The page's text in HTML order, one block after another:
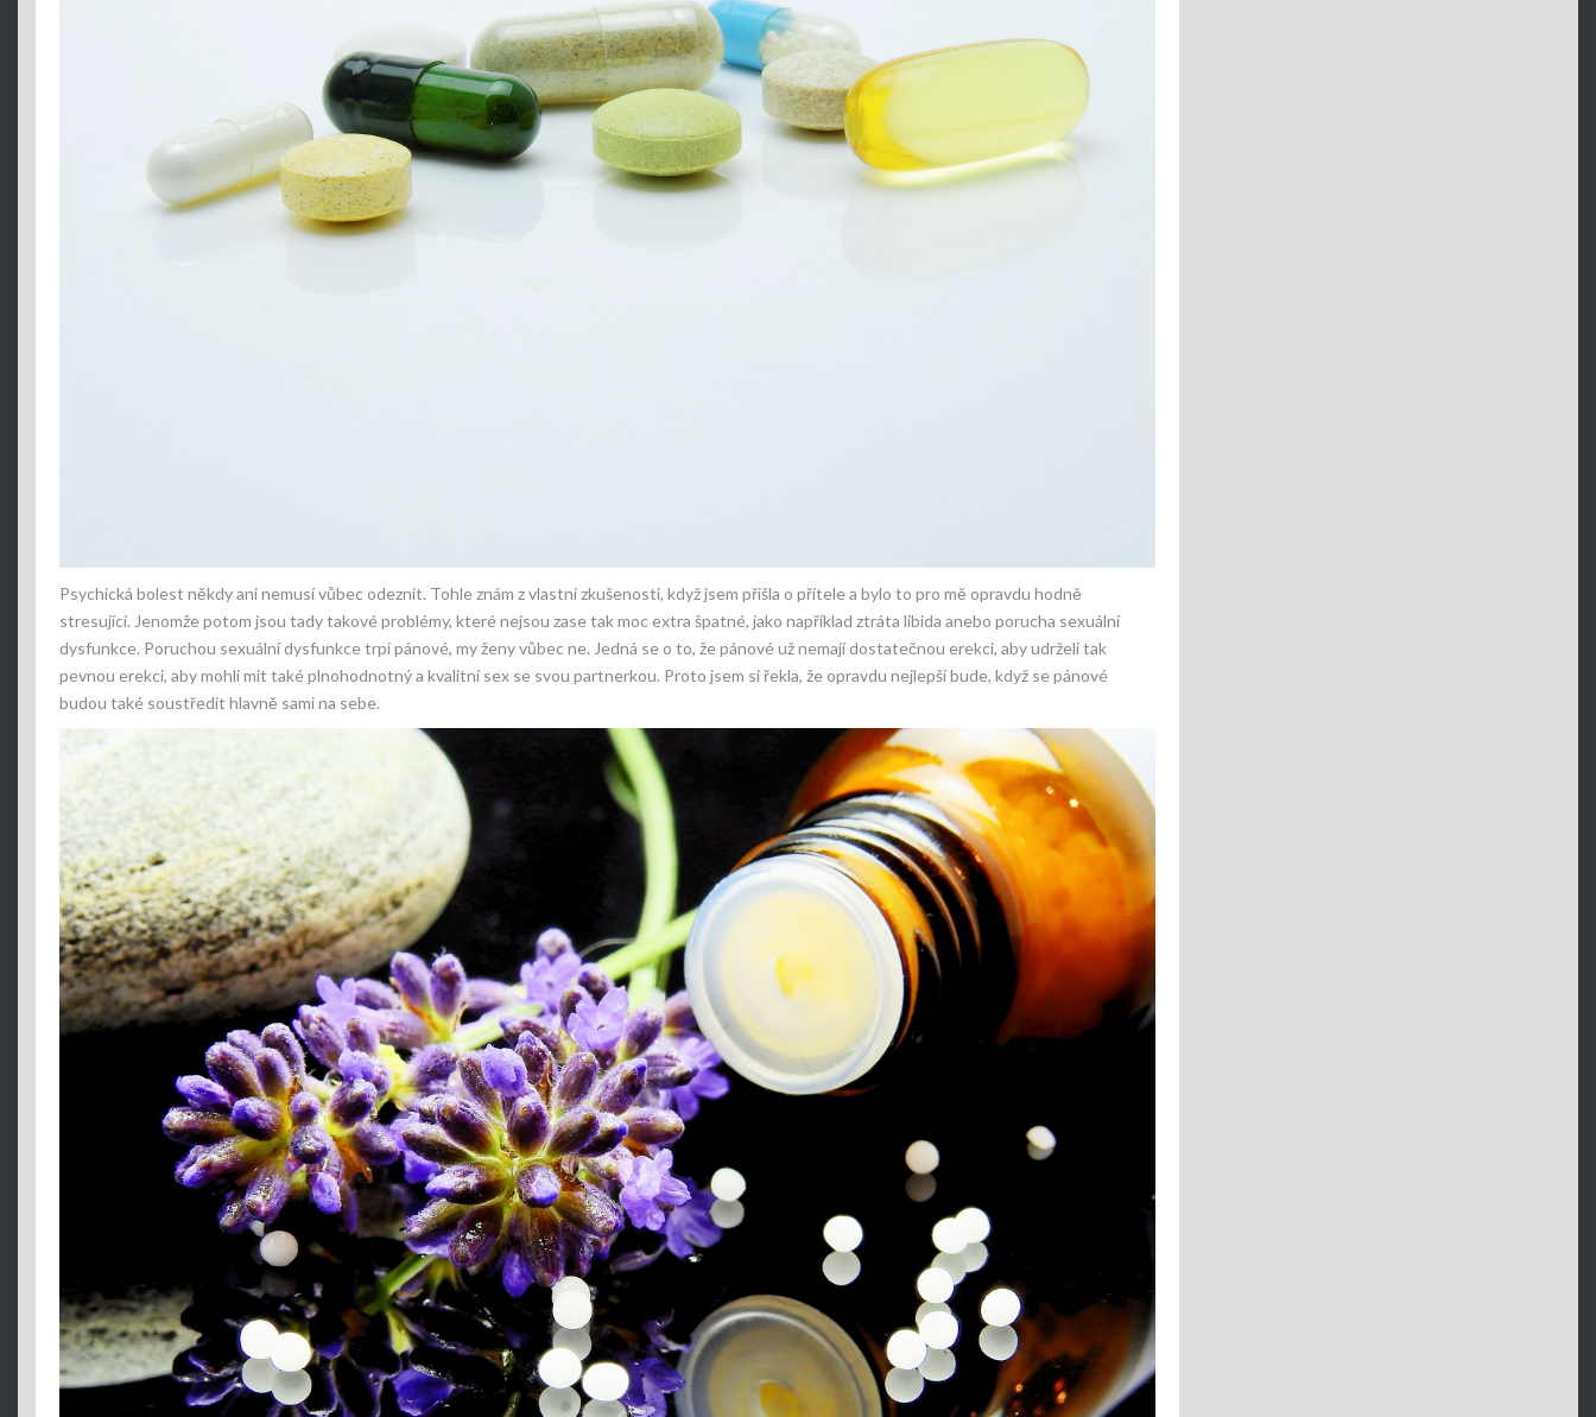
Psychická bolest někdy ani nemusí vůbec odeznít. Tohle znám z vlastní zkušenosti, když jsem přišla o přítele a bylo to pro mě opravdu hodně
stresující. Jenomže potom jsou tady takové problémy, které nejsou zase tak moc extra špatné, jako například ztráta libida anebo porucha sexuální
dysfunkce. Poruchou sexuální dysfunkce trpí pánové, my ženy vůbec ne. Jedná se o to, že pánové už nemají dostatečnou erekci, aby udrželi tak
pevnou erekci, aby mohli mít také plnohodnotný a kvalitní sex se svou partnerkou. Proto jsem si řekla, že opravdu nejlepší bude, když se pánové
budou také soustředit hlavně sami na sebe.